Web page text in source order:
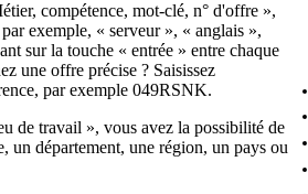
compétence, mot-clé, n° d'offre »,
exemple, « serveur », « anglais »,
sur la touche « entrée » entre chaque
une offre précise ? Saisissez
par exemple 049RSNK.
de travail », vous avez la possibilité de
un département, une région, un pays ou